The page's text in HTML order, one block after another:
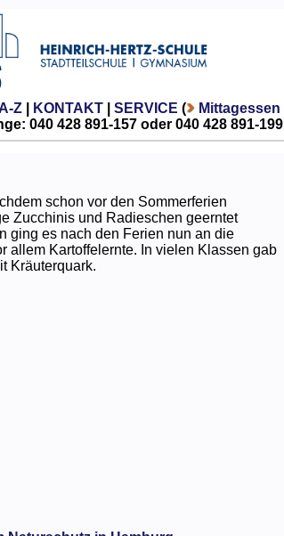
A-Z| KONTAKT| SERVICE ( Mittagessen
040 428 891-157 oder 040 428 891-199
schon vor den Sommerferien
Zucchinis und Radieschen geerntet
ging es nach den Ferien nun an die
allem Kartoffelernte. In vielen Klassen gab
Kräuterquark.